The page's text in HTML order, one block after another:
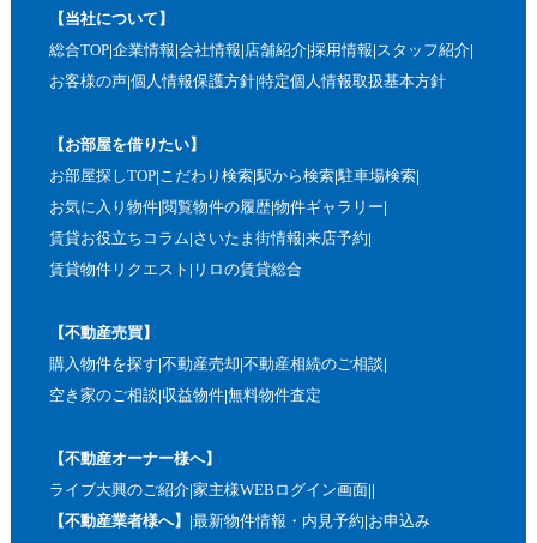
【当社について】
総合TOP 企業情報 会社情報 店舗紹介 採用情報 スタッフ紹介
お客様の声 個人情報保護方針 特定個人情報取扱基本方針
【お部屋を借りたい】
お部屋探しTOP こだわり検索 駅から検索 駐車場検索
お気に入り物件 閲覧物件の履歴 物件ギャラリー
賃貸お役立ちコラム さいたま街情報 来店予約
賃貸物件リクエスト リロの賃貸総合
【不動産売買】
購入物件を探す 不動産売却 不動産相続のご相談
空き家のご相談 収益物件 無料物件査定
【不動産オーナー様へ】
ライブ大興のご紹介 家主様WEBログイン画面
【不動産業者様へ】
最新物件情報・内見予約 お申込み